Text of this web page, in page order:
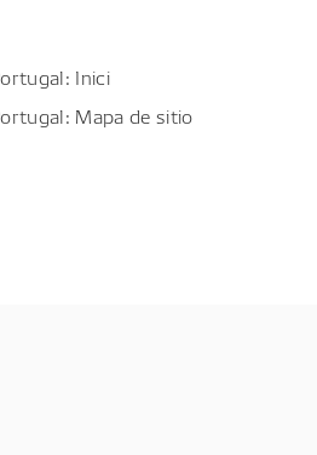
Inici
Mapa de sitio